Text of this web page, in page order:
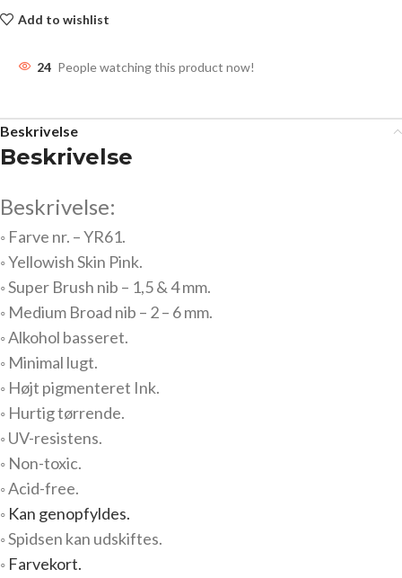
Add to wishlist
24 People watching this product now!
Beskrivelse
Beskrivelse
Beskrivelse:
◦ Farve nr. – YR61.
◦ Yellowish Skin Pink.
◦ Super Brush nib – 1,5 & 4 mm.
◦ Medium Broad nib – 2 – 6 mm.
◦ Alkohol basseret.
◦ Minimal lugt.
◦ Højt pigmenteret Ink.
◦ Hurtig tørrende.
◦ UV-resistens.
◦ Non-toxic.
◦ Acid-free.
◦ Kan genopfyldes.
◦ Spidsen kan udskiftes.
◦ Farvekort.